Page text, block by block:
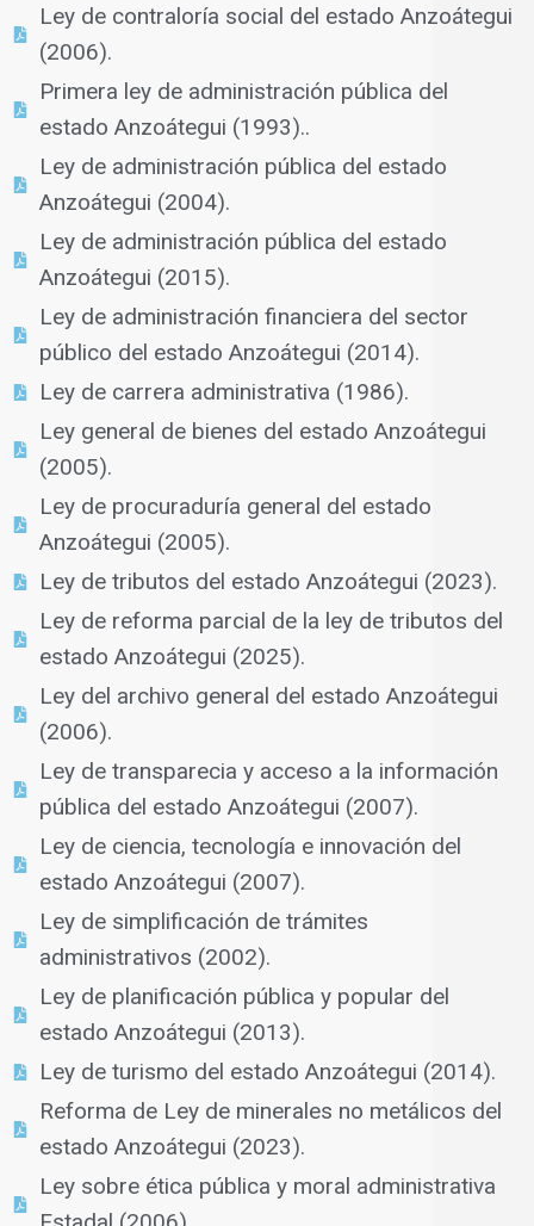
Ley de contraloría social del estado Anzoátegui
(2006).
Primera ley de administración pública del
estado Anzoátegui (1993)..
Ley de administración pública del estado
Anzoátegui (2004).
Ley de administración pública del estado
Anzoátegui (2015).
Ley de administración financiera del sector
público del estado Anzoátegui (2014).
Ley de carrera administrativa (1986).
Ley general de bienes del estado Anzoátegui
(2005).
Ley de procuraduría general del estado
Anzoátegui (2005).
Ley de tributos del estado Anzoátegui (2023).
Ley de reforma parcial de la ley de tributos del
estado Anzoátegui (2025).
Ley del archivo general del estado Anzoátegui
(2006).
Ley de transparecia y acceso a la información
pública del estado Anzoátegui (2007).
Ley de ciencia, tecnología e innovación del
estado Anzoátegui (2007).
Ley de simplificación de trámites
administrativos (2002).
Ley de planificación pública y popular del
estado Anzoátegui (2013).
Ley de turismo del estado Anzoátegui (2014).
Reforma de Ley de minerales no metálicos del
estado Anzoátegui (2023).
Ley sobre ética pública y moral administrativa